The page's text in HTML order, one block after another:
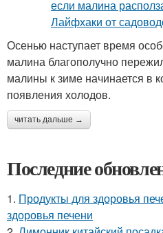
Осенью наступает время
малина благополучно
малины к зиме начинается в
появления холодов.
читать дальше →
Последние
1. Продукты для здоровья
здоровья печени